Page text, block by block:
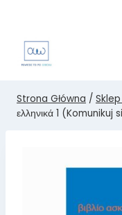
treści
Strona Główna /
ελληνικά 1